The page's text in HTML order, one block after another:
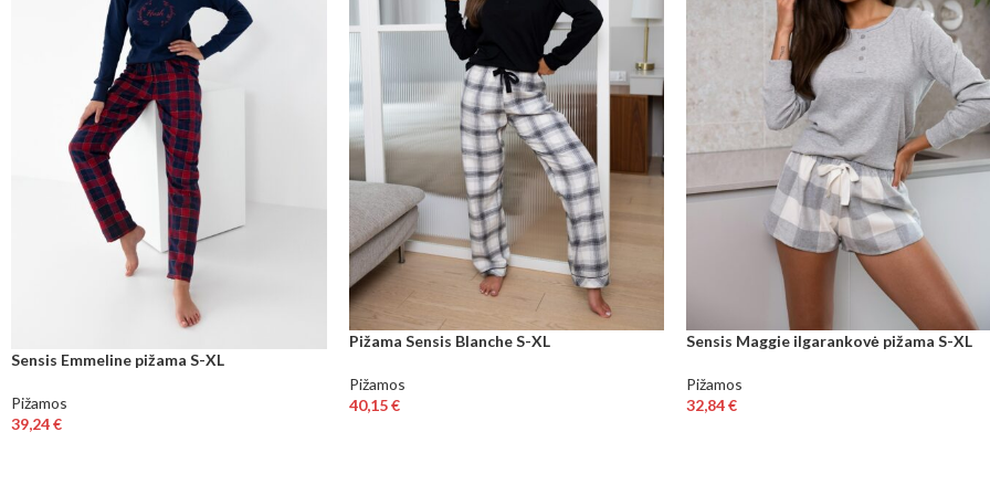
Sensis Emmeline pižama S-XL
Pižamos
39,24€
Pižama Sensis Blanche S-XL
Pižamos
40,15€
Sensis Maggie ilgarankovė pižama S-XL
Pižamos
32,84€